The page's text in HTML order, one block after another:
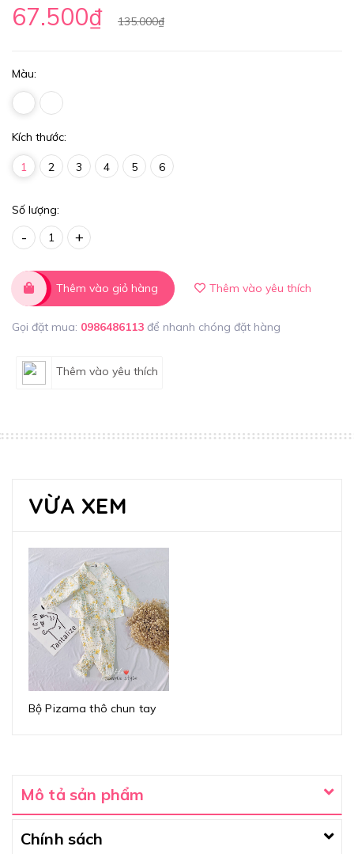
67.500₫ 135.000₫
Màu:
Kích thước:
1 2 3 4 5 6
Số lượng:
- +
Thêm vào giỏ hàng Thêm vào yêu thích
Gọi đặt mua: 0986486113 để nhanh chóng đặt hàng
Thêm vào yêu thích
VỪA XEM
Bộ Pizama thô chun tay
Mô tả sản phẩm
Chính sách